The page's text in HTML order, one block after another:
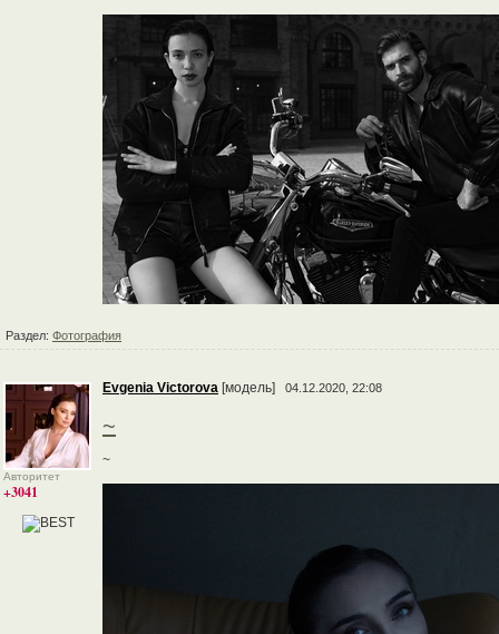
Раздел: Фотография
Авторитет
+3041
Evgenia Victorova [модель] 04.12.2020, 22:08
~
~